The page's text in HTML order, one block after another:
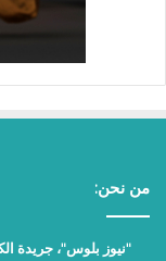
من نحن: